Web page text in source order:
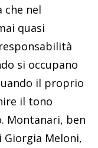
che nel
quasi
si occupano
il proprio
il tono
Montanari, ben
Giorgia Meloni,